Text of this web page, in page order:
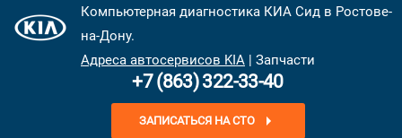
Компьютерная диагностика КИА Сид в Ростове-
на-Дону.
Адреса автосервисов KIA | Запчасти
+7 (863) 322-33-40
ЗАПИСАТЬСЯ НА СТО